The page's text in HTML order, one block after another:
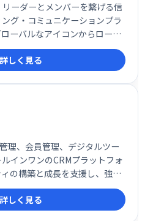
ーダーとメンバーを繋げる信
グ・コミュニケーションプラ
ーバルなアイコンからローカ
、中小企業まで、様々なリーダ
の会話を促進、売上や収益の
ションを起こし、結果を生み出
ションチャネルとして、ビジ
詳しく見る
理、会員管理、デジタルツー
インワンのCRMプラットフォ
の構築と成長を支援し、強力
ョンで組織の拡大を促進しま
スタマイズが可能で、効率的
実現します。
詳しく見る